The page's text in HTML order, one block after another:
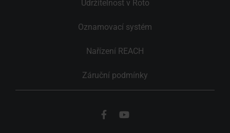
Udržitelnost v Roto
Oznamovací systém
Nařízení REACH
Záruční podmínky